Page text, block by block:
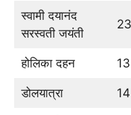
स्वामी दयानंद
सरस्वती जयंती
होलिका दहन
डोलयात्रा